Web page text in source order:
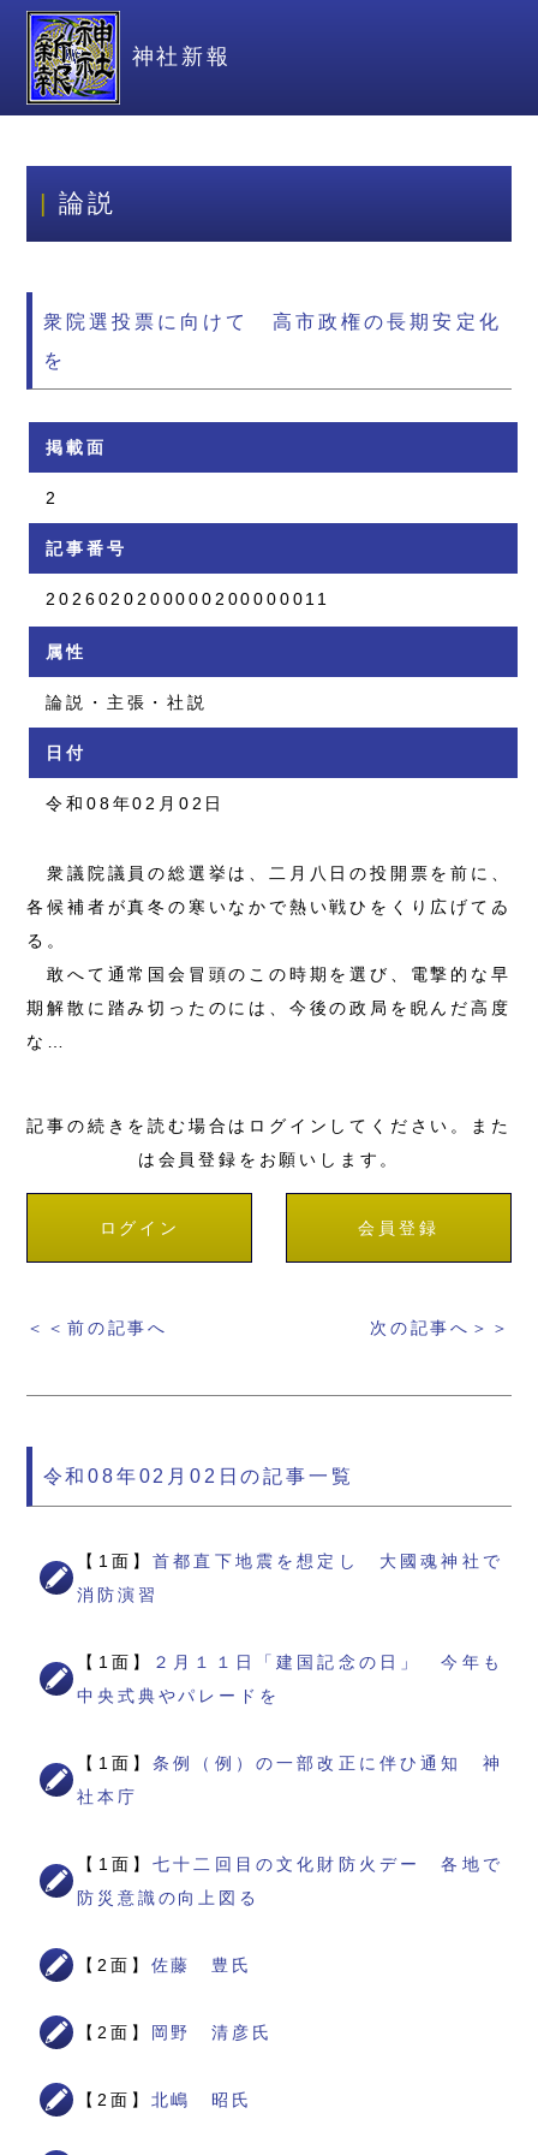
神社新報
論説
衆院選投票に向けて 高市政権の長期安定化
を
掲載面
2
記事番号
2026020200000200000011
属性
論説・主張・社説
日付
令和08年02月02日
衆議院議員の総選挙は、二月八日の投開票を前に、
各候補者が真冬の寒いなかで熱い戦ひをくり広げてゐ
る。
敢へて通常国会冒頭のこの時期を選び、電撃的な早
期解散に踏み切ったのには、今後の政局を睨んだ高度
な…
記事の続きを読む場合はログインしてください。また
は会員登録をお願いします。
ログイン 会員登録
＜＜前の記事へ 次の記事へ＞＞
令和08年02月02日の記事一覧
【1面】首都直下地震を想定し 大國魂神社で
消防演習
【1面】
２月１１日「建国記念の日」 今年も
中央式典やパレードを
【1面】条例（例）の一部改正に伴ひ通知 神
社本庁
【1面】七十二回目の文化財防火デー 各地で
防災意識の向上図る
【2面】 佐藤 豊氏
【2面】 岡野 清彦氏
【2面】 北嶋 昭氏